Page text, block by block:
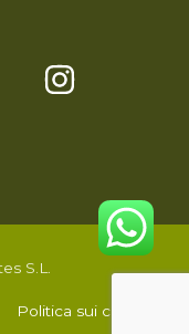
S.L.
Politica sui cookie